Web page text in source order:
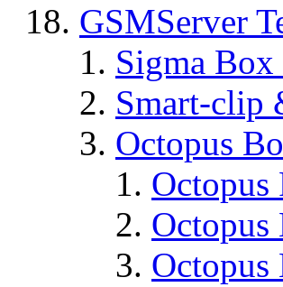
GSMServer
Sigma
Smart-clip
Octopus
Octopus
Octopus
Octopus